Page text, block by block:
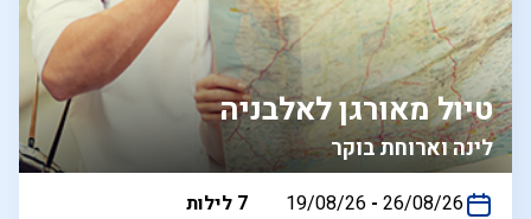
לינה וארוחת בוקר
טיול מאורגן לאלבניה
בין
19/08/26 - 26/08/26
7 לילות